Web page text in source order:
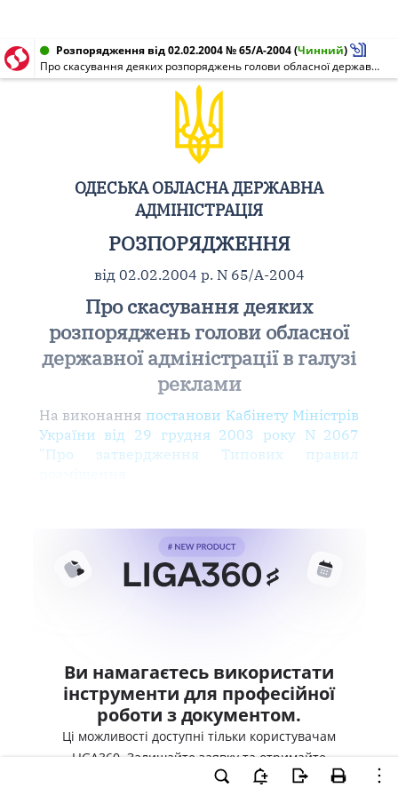
Розпорядження від 02.02.2004 № 65/А-2004(Чинний)
Про скасування деяких розпоряджень голови обласної державної адміністрації в галузі реклами
ОДЕСЬКА ОБЛАСНА ДЕРЖАВНА
АДМІНІСТРАЦІЯ
РОЗПОРЯДЖЕННЯ
від 02.02.2004 р. N 65/А-2004
Про скасування деяких
розпоряджень голови обласної
державної адміністрації в галузі
реклами
На виконання постанови Кабінету Міністрів
України від 29 грудня 2003 року N 2067
"Про затвердження Типових правил
Ви намагаєтесь використати
інструменти для професійної
роботи з документом.
Ці можливості доступні тільки користувачам
LIGA360. Залишайте заявку та отримайте
доступ для професійної роботи прямо зараз.